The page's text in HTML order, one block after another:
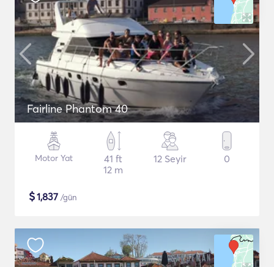
Fairline Phantom 40
Motor Yat
41 ft
12 m
12 Seyir 0
$1,837 /gün